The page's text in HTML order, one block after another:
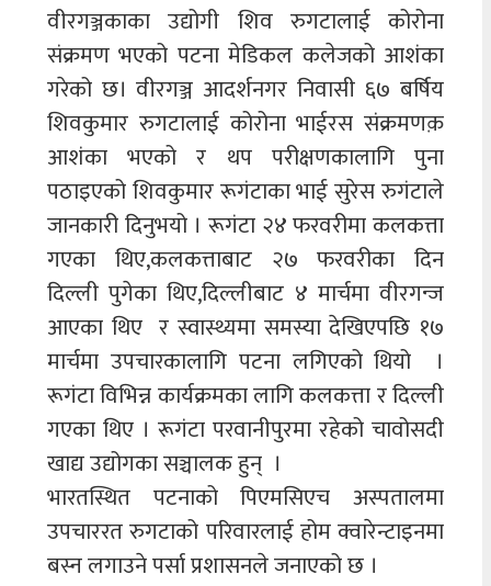
वीरगञ्जकाका उद्योगी शिव रुगटालाई कोरोना
संक्रमण भएको पटना मेडिकल कलेजको आशंका
गरेको छ। वीरगञ्ज आदर्शनगर निवासी ६७ बर्षिय
शिवकुमार रुगटालाई कोरोना भाईरस संक्रमणक़
आशंका भएको र थप परीक्षणकालागि पुना
पठाइएको शिवकुमार रूगंटाका भाई सुरेस रुगंटाले
जानकारी दिनुभयो । रूगंटा २४ फरवरीमा कलकत्ता
गएका थिए,कलकत्ताबाट २७ फरवरीका दिन
दिल्ली पुगेका थिए,दिल्लीबाट ४ मार्चमा वीरगन्ज
आएका थिए र स्वास्थ्यमा समस्या देखिएपछि १७
मार्चमा उपचारकालागि पटना लगिएको थियो ।
रूगंटा विभिन्न कार्यक्रमका लागि कलकत्ता र दिल्ली
गएका थिए । रूगंटा परवानीपुरमा रहेको चावोसदी
खाद्य उद्योगका सञ्चालक हुन् ।
भारतस्थित पटनाको पिएमसिएच अस्पतालमा
उपचाररत रुगटाको परिवारलाई होम क्वारेन्टाइनमा
बस्न लगाउने पर्सा प्रशासनले जनाएको छ ।